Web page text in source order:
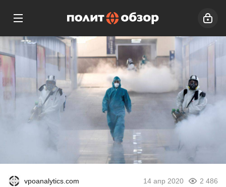
vpoanalytics.com 14 апр 2020 2 486